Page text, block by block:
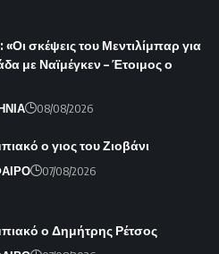
σκέψεις του Μεντιλίμπαρ για
με Ναϊμέγκεν – Έτοιμος ο
08/08/2026
ο γιος του Ζιοβάνι
07/08/2026
ο Δημήτρης Ρέτσος